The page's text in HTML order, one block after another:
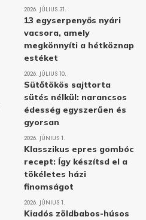
2026. JÚLIUS 31.
13 egyserpenyős nyári
vacsora, amely
megkönnyíti a hétköznap
estéket
2026. JÚLIUS 10.
Sütőtökös sajttorta
sütés nélkül: narancsos
édesség egyszerűen és
gyorsan
2026. JÚNIUS 1.
Klasszikus epres gombóc
recept: Így készítsd el a
tökéletes házi
finomságot
2026. JÚNIUS 1.
Kiadós zöldbabos-húsos